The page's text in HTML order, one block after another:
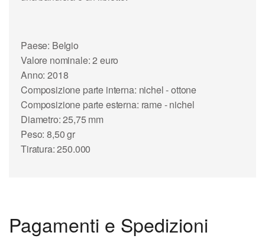
Paese: Belgio
Valore nominale: 2 euro
Anno: 2018
Composizione parte interna: nichel - ottone
Composizione parte esterna: rame - nichel
Diametro: 25,75 mm
Peso: 8,50 gr
Tiratura: 250.000
Pagamenti e Spedizioni